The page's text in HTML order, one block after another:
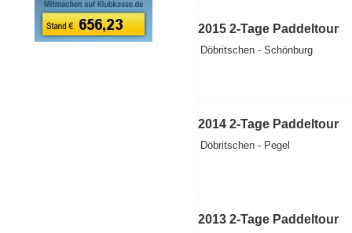
2015 2-Tage Paddeltour
Döbritschen - Schönburg
2014 2-Tage Paddeltour
Döbritschen - Pegel
2013 2-Tage Paddeltour